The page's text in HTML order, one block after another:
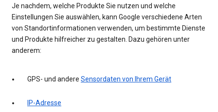
Je nachdem, welche Produkte Sie nutzen und welche
Einstellungen Sie auswählen, kann Google verschiedene Arten
von Standortinformationen verwenden, um bestimmte Dienste
und Produkte hilfreicher zu gestalten. Dazu gehören unter
anderem:
GPS- und andere Sensordaten von Ihrem Gerät
IP-Adresse